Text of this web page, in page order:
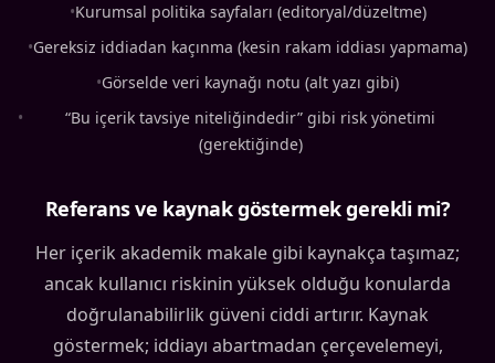
•Kurumsal politika sayfaları (editoryal/düzeltme)
•Gereksiz iddiadan kaçınma (kesin rakam iddiası yapmama)
•Görselde veri kaynağı notu (alt yazı gibi)
•
“Bu içerik tavsiye niteliğindedir” gibi risk yönetimi
(gerektiğinde)
Referans ve kaynak göstermek gerekli mi?
Her içerik akademik makale gibi kaynakça taşımaz;
ancak kullanıcı riskinin yüksek olduğu konularda
doğrulanabilirlik güveni ciddi artırır. Kaynak
göstermek; iddiayı abartmadan çerçevelemeyi,